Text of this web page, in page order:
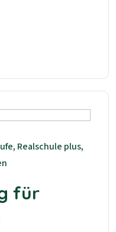
Realschule plus,
für